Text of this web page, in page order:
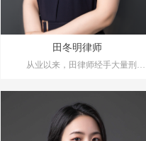
数额巨大的当事人取得缓刑判决。张
晨律师承办的多个经典案例被录入律
所编纂的刑事辩护专著精选案例中。
自执业以来，全力以赴、不负重托的
处理好每一个案件，最大限度维护委
尽责、高效、优质的专业辩护。
田冬明律师
从业以来，田律师经手大量刑事
丰富的实践经验。经手的刑事案件主
要涵盖:诈骗、开设赌场、帮助信息网
络犯罪活动、故意伤害、寻衅滋事、
掩饰隐瞒犯罪所得、非法吸收公众存